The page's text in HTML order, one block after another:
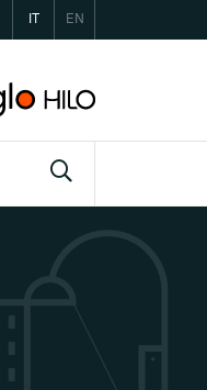
EN